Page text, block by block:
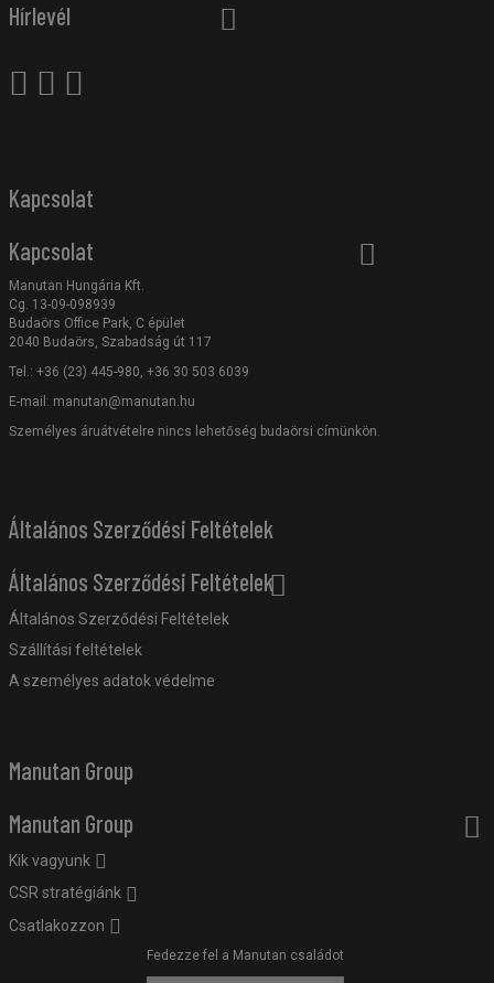
Hírlevél
Kapcsolat
Kapcsolat
Manutan Hungária Kft.
Cg. 13-09-098939
Budaörs Office Park, C épület
2040 Budaörs, Szabadság út 117
Tel.: +36 (23) 445-980, +36 30 503 6039
E-mail: manutan@manutan.hu
Személyes áruátvételre nincs lehetőség budaörsi címünkön.
Általános Szerződési Feltételek
Általános Szerződési Feltételek
Általános Szerződési Feltételek
Szállítási feltételek
A személyes adatok védelme
Manutan Group
Manutan Group
Kik vagyunk
CSR stratégiánk
Csatlakozzon
Fedezze fel a Manutan családot